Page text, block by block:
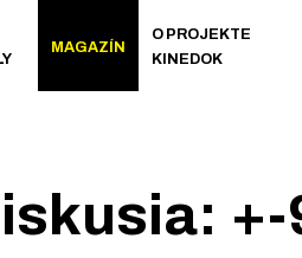
MAGAZÍN
O PROJEKTE
KINEDOK
+-